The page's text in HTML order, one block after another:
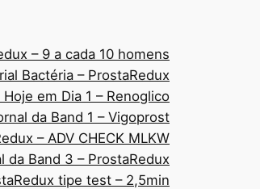
– 9 a cada 10 homens
Bactéria – ProstaRedux
em Dia 1 – Renoglico
da Band 1 – Vigoprost
– ADV CHECK MLKW
da Band 3 – ProstaRedux
tipe test – 2,5min